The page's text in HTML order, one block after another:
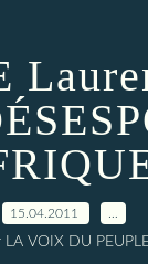
15.04.2011
LA VOIX DU